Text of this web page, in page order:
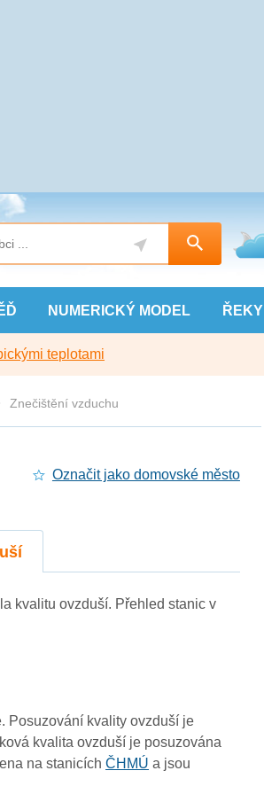
NUMERICKÝ MODEL ŘEKY
teplotami
Znečištění vzduchu
Označit jako domovské město
kvalitu ovzduší. Přehled stanic v
Posuzování kvality ovzduší je
kvalita ovzduší je posuzována
na stanicíchČHMÚ a jsou
3 3
3
3